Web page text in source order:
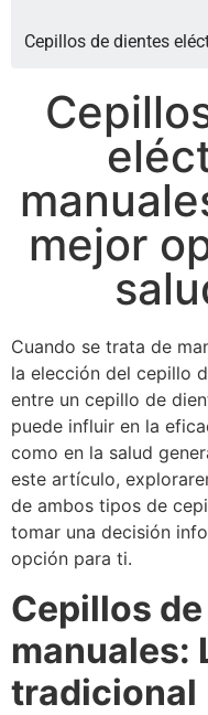
Cepillos de dientes
mejor
Cuando se trata de
la elección del cepillo
entre un cepillo de
puede influir en la
como en la salud
este artículo,
de ambos tipos de
tomar una decisión
opción para ti.
Cepillos
manuales:
tradicional